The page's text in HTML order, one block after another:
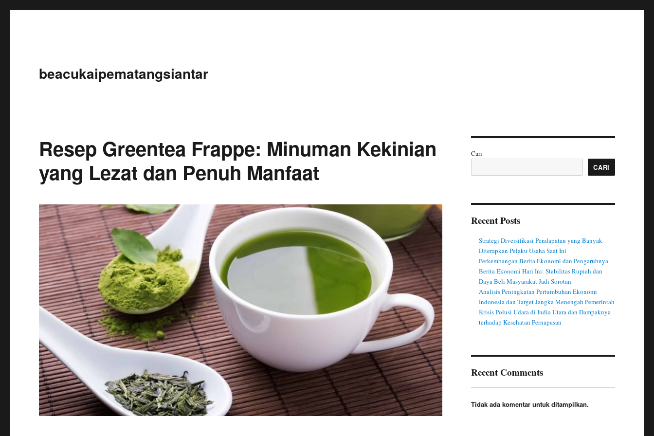
beacukaipematangsiantar
Resep Greentea Frappe: Minuman Kekinian
yang Lezat dan Penuh Manfaat
Cari
CARI
Recent Posts
Strategi Diversifikasi Pendapatan yang Banyak
Diterapkan Pelaku Usaha Saat Ini
Perkembangan Berita Ekonomi dan Pengaruhnya
Berita Ekonomi Hari Ini: Stabilitas Rupiah dan
Daya Beli Masyarakat Jadi Sorotan
Analisis Peningkatan Pertumbuhan Ekonomi
Indonesia dan Target Jangka Menengah Pemerintah
Krisis Polusi Udara di India Utara dan Dampaknya
terhadap Kesehatan Pernapasan
Recent Comments
Tidak ada komentar untuk ditampilkan.